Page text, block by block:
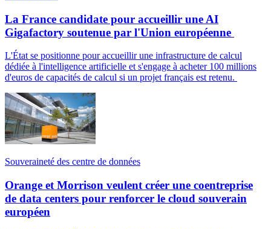
La France candidate pour accueillir une AI
Gigafactory soutenue par l'Union européenne
L'État se positionne pour accueillir une infrastructure de calcul
dédiée à l'intelligence artificielle et s'engage à acheter 100 millions
d'euros de capacités de calcul si un projet français est retenu.
Souveraineté des centre de données
Orange et Morrison veulent créer une coentreprise
de data centers pour renforcer le cloud souverain
européen